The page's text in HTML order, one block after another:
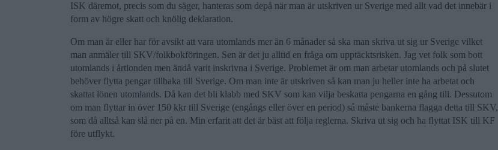
ISK däremot, precis som du säger, hanteras som depå när man är utskriven ur Sverige med allt vad det innebär i
form av högre skatt och knölig deklaration.
Om man är eller har för avsikt att vara utomlands mer än 6 månader så ska man skriva ut sig ur Sverige vilket
man anmäler till SKV/folkbokföringen. Sen är det ju alltid en fråga om upptäcktsrisken. Jag vet folk som bott
utomlands i årtionden men ändå varit inskrivna i Sverige. Problemet är om man arbetar utomlands och på slutet
behöver flytta pengar tillbaka till Sverige. Om man inte är utskriven så kan man ju heller inte ha arbetat och
skattat lönen utomlands. Då kan det bli klabb med SKV som kan vilja beskatta pengarna en gång till. Dessutom
om man flyttar in över 150 kkr till Sverige (engångs eller över en period) så måste bankerna flagga detta till SKV,
som då alltså kan slå ner på en. Min erfarit att det är bäst att följa reglerna. Skriva ut sig och ha flyttat ISK till KF
före utflykt.